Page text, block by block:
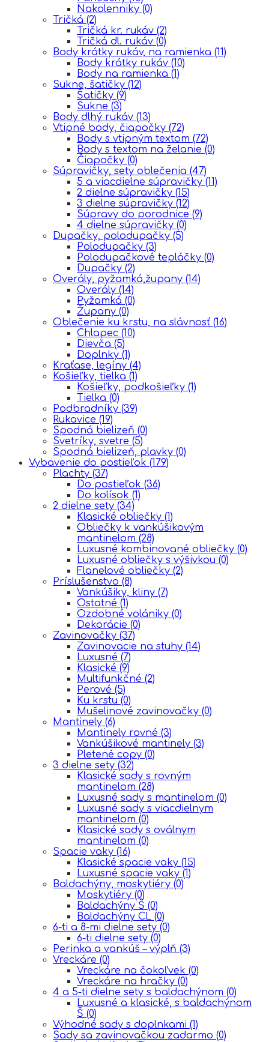
Nakolenniky (0)
Tričká (2)
Tričká kr. rukáv (2)
Tričká dl. rukáv (0)
Body krátky rukáv, na ramienka (11)
Body krátky rukáv (10)
Body na ramienka (1)
Sukne, šatičky (12)
Šatičky (9)
Sukne (3)
Body dlhý rukáv (13)
Vtipné body, čiapočky (72)
Body s vtipným textom (72)
Body s textom na želanie (0)
Čiapočky (0)
Súpravičky, sety oblečenia (47)
5 a viacdielne súpravičky (11)
2 dielne súpravičky (15)
3 dielne súpravičky (12)
Súpravy do porodnice (9)
4 dielne súpravičky (0)
Dupačky, polodupačky (5)
Polodupačky (3)
Polodupačkové tepláčky (0)
Dupačky (2)
Overály, pyžamká,župany (14)
Overály (14)
Pyžamká (0)
Župany (0)
Oblečenie ku krstu, na slávnosť (16)
Chlapec (10)
Dievča (5)
Doplnky (1)
Kraťase, legíny (4)
Košieľky, tielka (1)
Košieľky, podkošieľky (1)
Tielka (0)
Podbradníky (39)
Rukavice (19)
Spodná bielizeň (0)
Svetríky, svetre (5)
Spodná bielizeň, plavky (0)
Vybavenie do postieľok (179)
Plachty (37)
Do postieľok (36)
Do kolísok (1)
2 dielne sety (34)
Klasické obliečky (1)
Obliečky k vankúšikovým
mantinelom (28)
Luxusné kombinované obliečky (0)
Luxusné obliečky s výšivkou (0)
Flanelové obliečky (2)
Príslušenstvo (8)
Vankúšiky, kliny (7)
Ostatné (1)
Ozdobné volániky (0)
Dekorácie (0)
Zavinovačky (37)
Zavinovacie na stuhy (14)
Luxusné (7)
Klasické (9)
Multifunkčné (2)
Perové (5)
Ku krstu (0)
Mušelinové zavinovačky (0)
Mantinely (6)
Mantinely rovné (3)
Vankúšikové mantinely (3)
Pletené copy (0)
3 dielne sety (32)
Klasické sady s rovným
mantinelom (28)
Luxusné sady s mantinelom (0)
Luxusné sady s viacdielnym
mantinelom (0)
Klasické sady s oválnym
mantinelom (0)
Spacie vaky (16)
Klasické spacie vaky (15)
Luxusné spacie vaky (1)
Baldachýny, moskytiéry (0)
Moskytiéry (0)
Baldachýny Š (0)
Baldachýny CL (0)
6-ti a 8-mi dielne sety (0)
6-ti dielne sety (0)
Perinka a vankúš – výplň (3)
Vreckáre (0)
Vreckáre na čokoľvek (0)
Vreckáre na hračky (0)
4 a 5-ti dielne sety s baldachýnom (0)
Luxusné a klasické, s baldachýnom
Š (0)
Výhodné sady s doplnkami (1)
Sady sa zavinovačkou zadarmo (0)